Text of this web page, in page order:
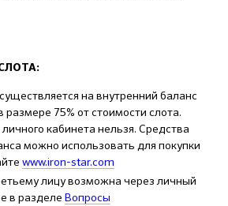
на внутренний баланс
размере 75% от стоимости слота.
кабинета нельзя. Средства
можно использовать для покупки
www.iron-star.com
лицу возможна через личный
в разделе Вопросы